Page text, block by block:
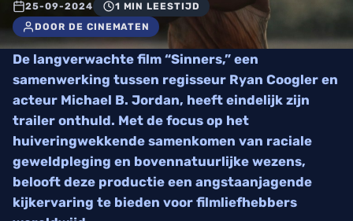
25-09-2024
1 MIN LEESTIJD
DOOR DE CINEMATEN
De langverwachte film “Sinners,” een
samenwerking tussen regisseur Ryan Coogler en
acteur Michael B. Jordan, heeft eindelijk zijn
trailer onthuld. Met de focus op het
huiveringwekkende samenkomen van raciale
geweldpleging en bovennatuurlijke wezens,
belooft deze productie een angstaanjagende
kijkervaring te bieden voor filmliefhebbers